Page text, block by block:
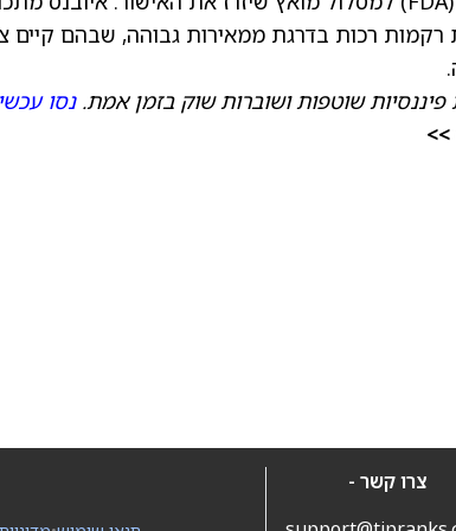
רקמות רכות בדרגת ממאירות גבוהה, שבהם קיים
שוטפות ושוברות שוק בזמן אמת.נסו
צרו קשר -